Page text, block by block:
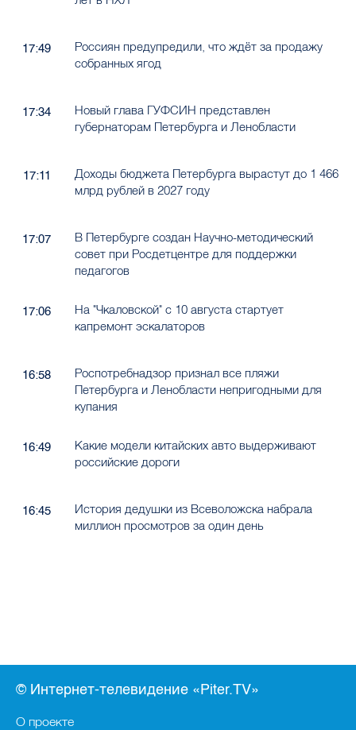
17:49
Россиян предупредили, что ждёт за продажу
собранных ягод
17:34
Новый глава ГУФСИН представлен
губернаторам Петербурга и Ленобласти
17:11
Доходы бюджета Петербурга вырастут до 1 466
млрд рублей в 2027 году
17:07
В Петербурге создан Научно-методический
совет при Росдетцентре для поддержки
педагогов
17:06
На "Чкаловской" с 10 августа стартует
капремонт эскалаторов
16:58
Роспотребнадзор признал все пляжи
Петербурга и Ленобласти непригодными для
купания
16:49
Какие модели китайских авто выдерживают
российские дороги
16:45
История дедушки из Всеволожска набрала
миллион просмотров за один день
© Интернет-телевидение «Piter.TV»
О проекте